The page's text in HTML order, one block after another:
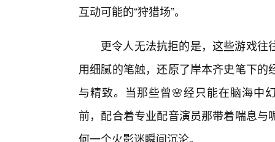
互动可能的“狩猎场”。
更令人无法抗拒的是，这些游戏
用细腻的笔触，还原了岸本齐史笔下
与精致。当那些曾🌸经只能在脑海中
前，配合着专业配音演员那带着喘息
何一个火影迷瞬间沉沦。